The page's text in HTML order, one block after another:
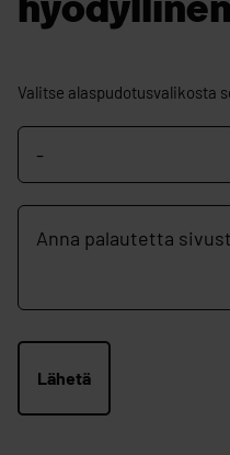
Oliko
Valitse alaspudotusvalikosta
Vapaamuotoinen
palautekenttä